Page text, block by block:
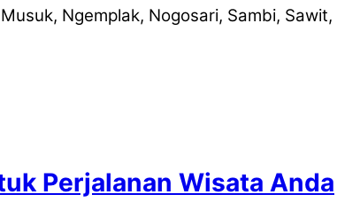
Ngemplak, Nogosari, Sambi, Sawit,
Perjalanan Wisata Anda